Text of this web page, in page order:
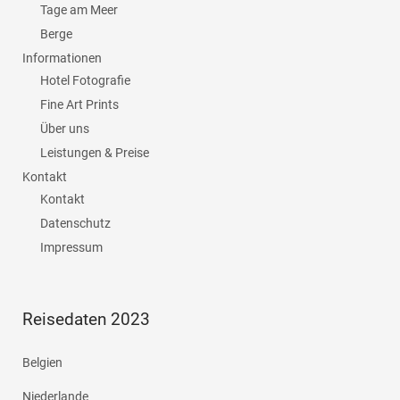
Tage am Meer
Berge
Informationen
Hotel Fotografie
Fine Art Prints
Über uns
Leistungen & Preise
Kontakt
Kontakt
Datenschutz
Impressum
Reisedaten 2023
Belgien
Niederlande